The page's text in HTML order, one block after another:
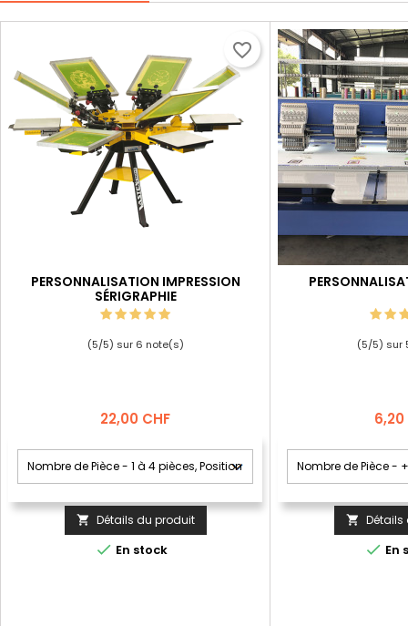
PERSONNALISATION IMPRESSION
SÉRIGRAPHIE
(5/5) sur 6 note(s)
Prix
22,00 CHF
 Détails du produit
 En stock
favorite_border
(5/5) sur
Prix
6,20
 Détails
 En